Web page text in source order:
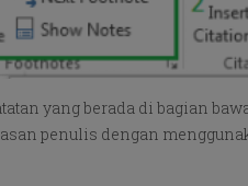
yang berada di bagian
penulis dengan